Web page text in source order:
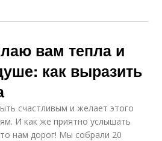
вам тепла и
как выразить
счастливым и желает этого
И как же приятно услышать
нам дорог! Мы собрали 20